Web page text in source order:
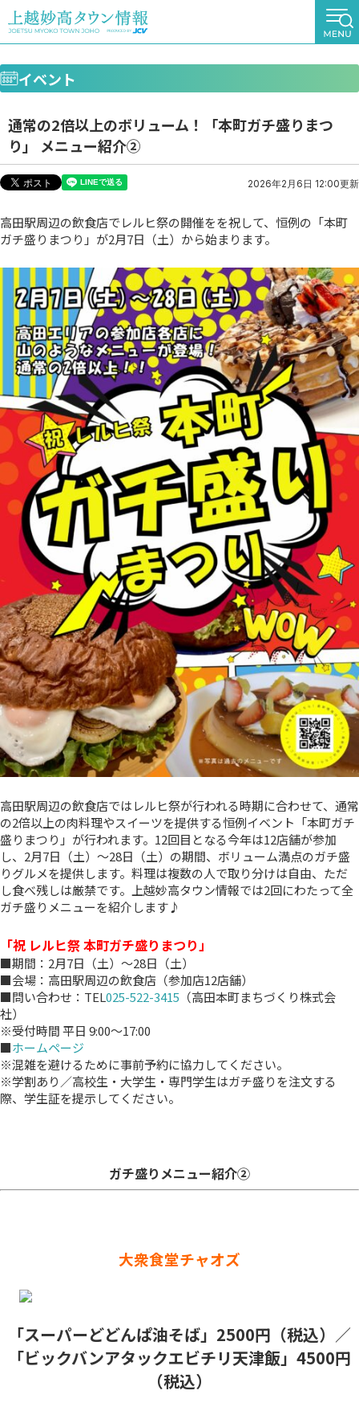
イベント
通常の2倍以上のボリューム！「本町ガチ盛りまつ
り」 メニュー紹介②
2026年2月6日 12:00更新
高田駅周辺の飲食店でレルヒ祭の開催をを祝して、恒例の「本町
ガチ盛りまつり」が2月7日（土）から始まります。
高田駅周辺の飲食店ではレルヒ祭が行われる時期に合わせて、通常
の2倍以上の肉料理やスイーツを提供する恒例イベント「本町ガチ
盛りまつり」が行われます。12回目となる今年は12店舗が参加
し、2月7日（土）～28日（土）の期間、ボリューム満点のガチ盛
りグルメを提供します。料理は複数の人で取り分けは自由、ただ
し食べ残しは厳禁です。上越妙高タウン情報では2回にわたって全
ガチ盛りメニューを紹介します♪
「祝 レルヒ祭 本町ガチ盛りまつり」
■期間：2月7日（土）～28日（土）
■会場：高田駅周辺の飲食店（参加店12店舗）
■問い合わせ：TEL025-522-3415 （高田本町まちづくり株式会
社）
※受付時間 平日 9:00～17:00
■ホームページ
※混雑を避けるために事前予約に協力してください。
※学割あり／高校生・大学生・専門学生はガチ盛りを注文する
際、学生証を提示してください。
ガチ盛りメニュー紹介②
大衆食堂チャオズ
「スーパーどどんぱ油そば」2500円（税込） ／
「ビックバンアタックエビチリ天津飯」4500円
（税込）